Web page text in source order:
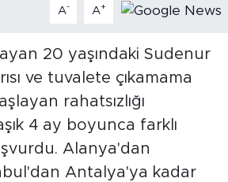
A- A+
20 yaşındaki Sudenur
ve tuvalete çıkamama
rahatsızlığı
4 ay boyunca farklı
Alanya'dan
Antalya'ya kadar